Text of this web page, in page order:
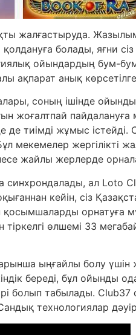
жалғастыруда.
болады, яғни
ойындардың бум-
ақпарат анық
соның ішінде
жоғалтпай пайдалануға
де тиімді жұмыс
мекемелер жергілікті
жайлы жерлерде
синхрондалады, ал Loto
кейін, сіз
орнатуға
тіркелгі өлшемі 33
ыңғайлы болу
береді, бұл
болып табылады.
технологиялар